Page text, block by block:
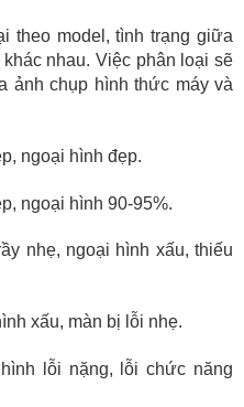
theo model, tình trạng giữa
nhau. Việc phân loại sẽ
ảnh chụp hình thức máy và
ngoại hình đẹp.
ngoại hình 90-95%.
nhẹ, ngoại hình xấu, thiếu
xấu, màn bị lỗi nhẹ.
lỗi nặng, lỗi chức năng